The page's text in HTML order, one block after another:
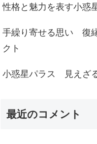
性格と魅力を表す小惑
手繰り寄せる思い 復
クト
小惑星パラス 見えざ
最近のコメント